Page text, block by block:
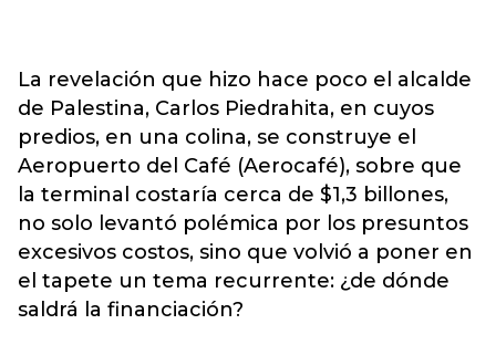
La revelación que hizo hace poco el alcalde
de Palestina, Carlos Piedrahita, en cuyos
predios, en una colina, se construye el
Aeropuerto del Café (Aerocafé), sobre que
la terminal costaría cerca de $1,3 billones,
no solo levantó polémica por los presuntos
excesivos costos, sino que volvió a poner en
el tapete un tema recurrente: ¿de dónde
saldrá la financiación?